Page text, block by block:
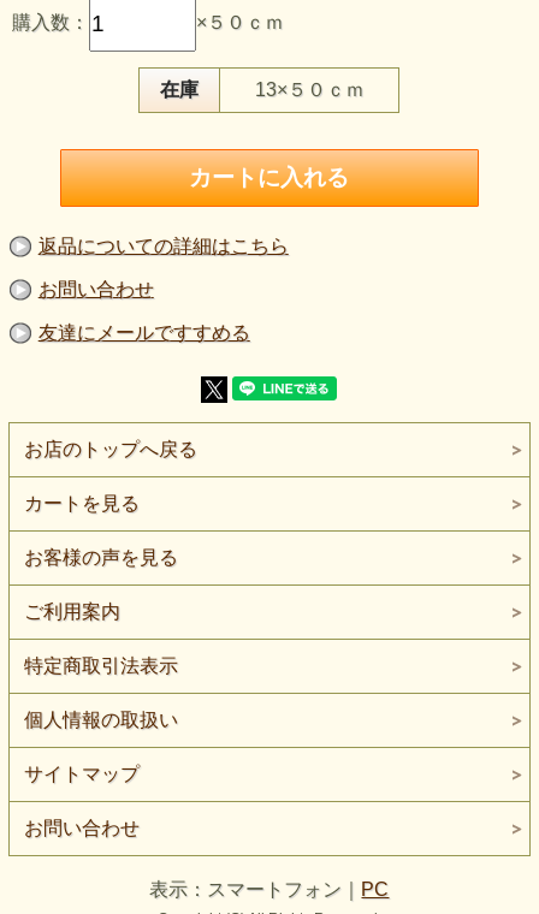
この生地のおすすめポイント
・濃紺とグレイが混ざったような杢調で、無地でも平坦に見
えにくいニットです。
・タテヨコに伸び、特にヨコ方向の伸びがやや大きく、身体
の動きになじみます。
・普通～やや厚手で、トップス、羽織り、スカートなど幅広
・スウェット風のカジュアル服から、大人向けの落ち着いた
羽織りまで仕立てやすい素材です。
・再値下げ品のため、試作や家族服、販売作品にも取り入れ
やすいお値打ち生地です。
【品 番】g1302
【商品名】インレイニット生地 紺《再値下げ》
【価 格】350円＋消費税（50％OFF）
【割引率】50％OFF
【素 材】ポリエステル：60％、綿：40％
【生地幅】130cm巾
【生地の厚さ】普通～やや厚手
【生地の伸び】タテヨコに伸びます（ヨコ方向がやや大きめ
【風 合】やわらかさとほどよい厚みがあり、身体の動きに
なじみやすい風合いです
【特 徴】杢調の濃紺と表裏で異なる編み地の表情があり、
カットソー、羽織り、スカートなどに使いやすいインレイニ
ットです
【ボタンの大きさ】比較用ボタン直径は約2cmです。
濃紺とグレイが混ざったような杢調の表情を持つ、普通～や
や厚手のインレイニットです。
タテヨコに伸び、特にヨコ方向の伸びがやや大きいため、カ
ットソー、羽織り、スカートなど、動きやすさを持たせたい
服に向いています。
シンプルなプルオーバーやカーディガン風の羽織りでも、生
地の表情によって部屋着っぽく見えにくく、大人向けの落ち
着いたカジュアル服に仕上げやすい素材です。
厚みは普通～やや厚手です。
薄手のTシャツ地よりしっかりしていますが、硬く形を固定
するアウター地ではありません。
スウェット風トップス、軽い羽織り、チュニック、ジャンパ
ースカートなど、ほどよい厚みとやわらかさを活かすデザイ
ンに向いています。
購入数： ×５０ｃｍ
在庫 13×５０ｃｍ
返品についての詳細はこちら
お問い合わせ
友達にメールですすめる
お店のトップへ戻る
カートを見る
お客様の声を見る
ご利用案内
特定商取引法表示
個人情報の取扱い
サイトマップ
お問い合わせ
表示：スマートフォン｜ PC